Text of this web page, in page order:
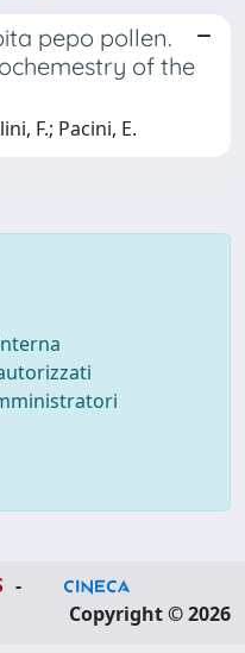
pepo pollen.
of the
F.; Pacini, E.
-
Copyright © 2026